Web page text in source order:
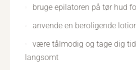
bruge epilatoren på tør hud
anvende en beroligende
være tålmodig og tage dig
langsomt